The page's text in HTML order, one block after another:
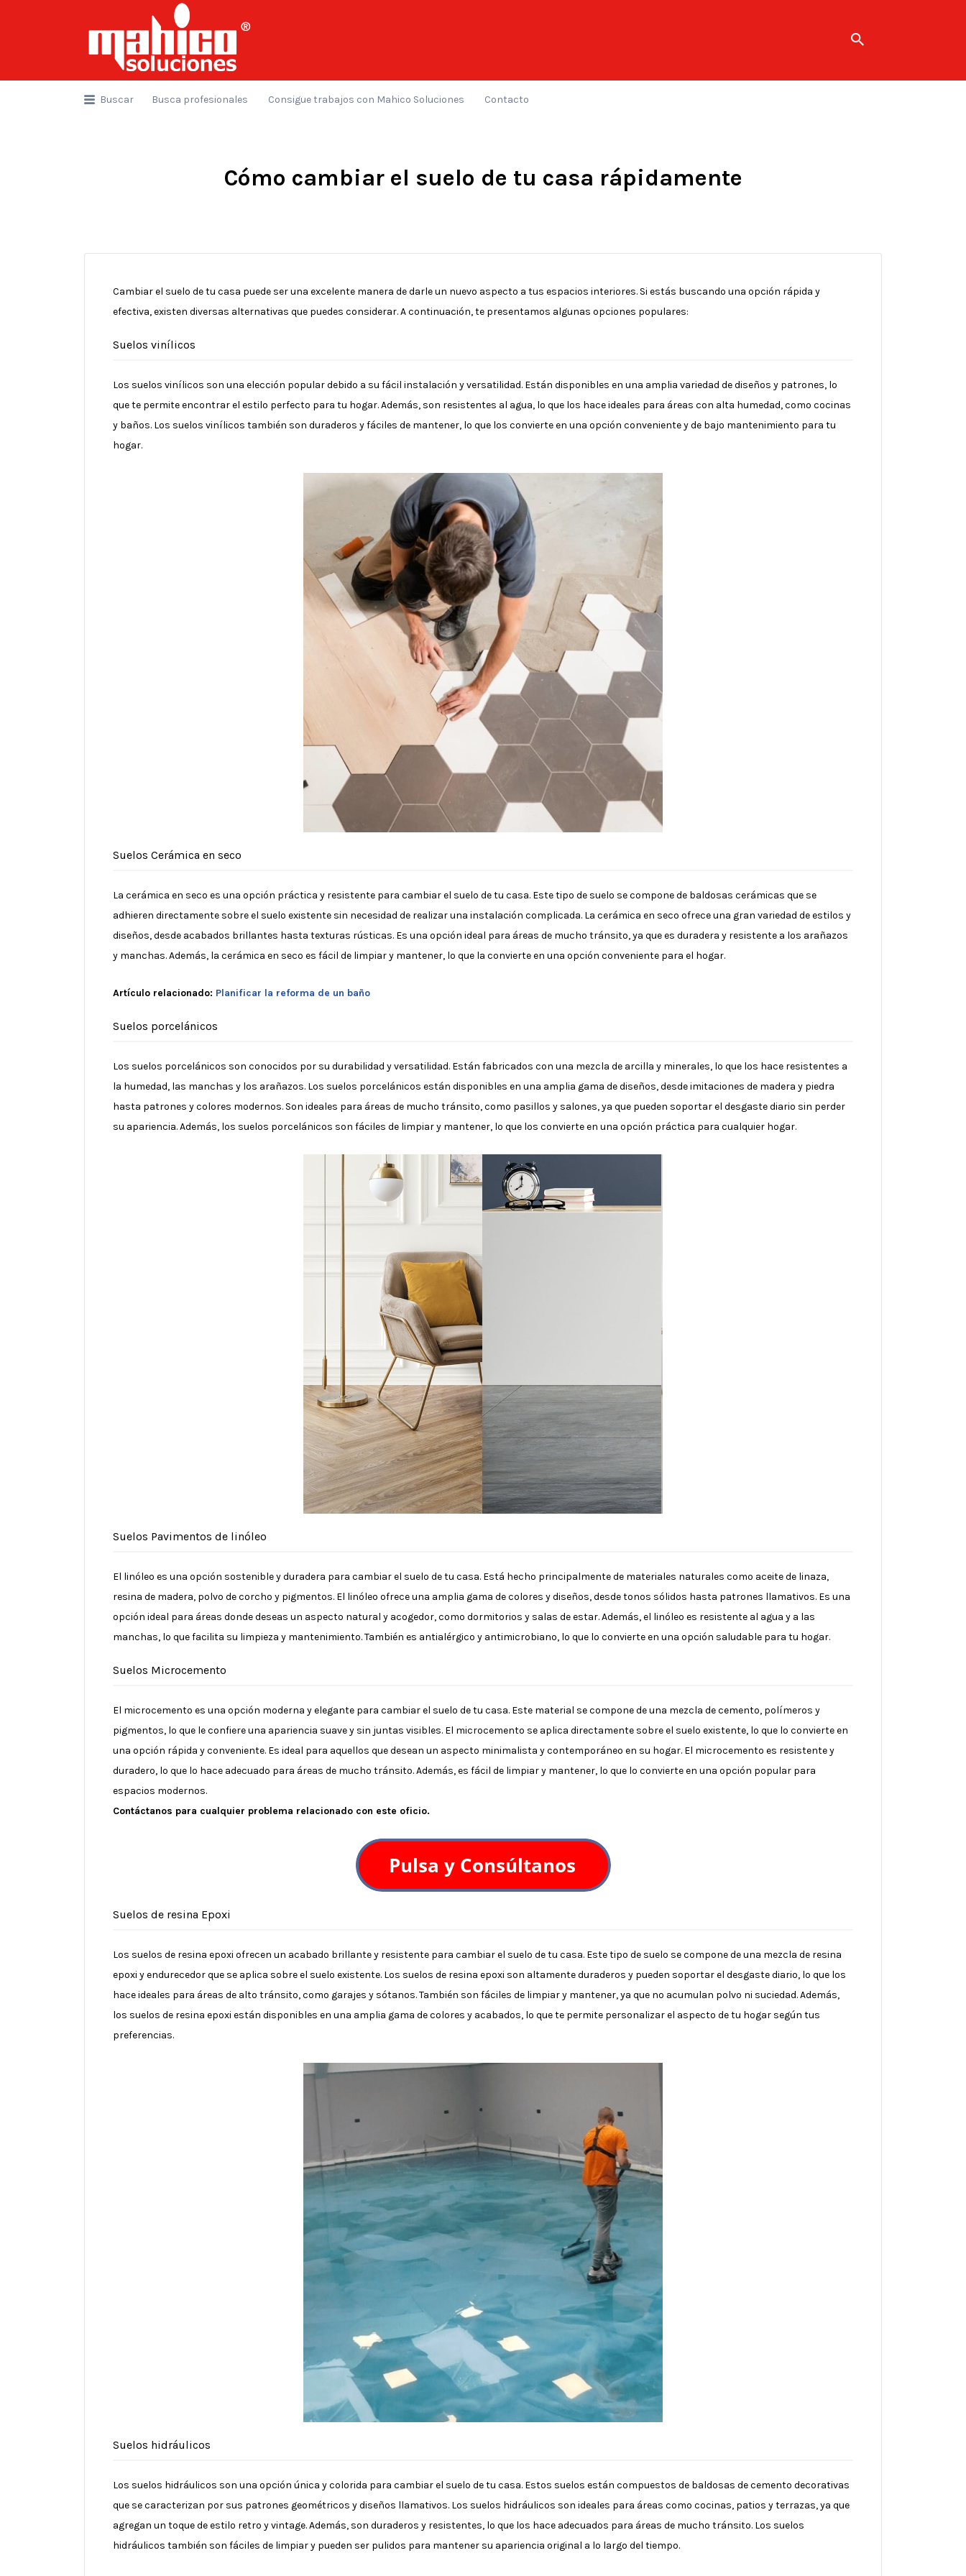
por:
Buscar Busca profesionales Consigue trabajos con Mahico Soluciones Contacto
Cómo cambiar el suelo de tu casa rápidamente
Cambiar el suelo de tu casa puede ser una excelente manera de darle un nuevo aspecto a tus espacios interiores. Si estás buscando una opción rápida y
efectiva, existen diversas alternativas que puedes considerar. A continuación, te presentamos algunas opciones populares:
Suelos vinílicos
Los suelos vinílicos son una elección popular debido a su fácil instalación y versatilidad. Están disponibles en una amplia variedad de diseños y patrones, lo
que te permite encontrar el estilo perfecto para tu hogar. Además, son resistentes al agua, lo que los hace ideales para áreas con alta humedad, como cocinas
y baños. Los suelos vinílicos también son duraderos y fáciles de mantener, lo que los convierte en una opción conveniente y de bajo mantenimiento para tu
hogar.
Suelos Cerámica en seco
La cerámica en seco es una opción práctica y resistente para cambiar el suelo de tu casa. Este tipo de suelo se compone de baldosas cerámicas que se
adhieren directamente sobre el suelo existente sin necesidad de realizar una instalación complicada. La cerámica en seco ofrece una gran variedad de estilos y
diseños, desde acabados brillantes hasta texturas rústicas. Es una opción ideal para áreas de mucho tránsito, ya que es duradera y resistente a los arañazos
y manchas. Además, la cerámica en seco es fácil de limpiar y mantener, lo que la convierte en una opción conveniente para el hogar.
Artículo relacionado: Planificar la reforma de un baño
Suelos porcelánicos
Los suelos porcelánicos son conocidos por su durabilidad y versatilidad. Están fabricados con una mezcla de arcilla y minerales, lo que los hace resistentes a
la humedad, las manchas y los arañazos. Los suelos porcelánicos están disponibles en una amplia gama de diseños, desde imitaciones de madera y piedra
hasta patrones y colores modernos. Son ideales para áreas de mucho tránsito, como pasillos y salones, ya que pueden soportar el desgaste diario sin perder
su apariencia. Además, los suelos porcelánicos son fáciles de limpiar y mantener, lo que los convierte en una opción práctica para cualquier hogar.
Suelos Pavimentos de linóleo
El linóleo es una opción sostenible y duradera para cambiar el suelo de tu casa. Está hecho principalmente de materiales naturales como aceite de linaza,
resina de madera, polvo de corcho y pigmentos. El linóleo ofrece una amplia gama de colores y diseños, desde tonos sólidos hasta patrones llamativos. Es una
opción ideal para áreas donde deseas un aspecto natural y acogedor, como dormitorios y salas de estar. Además, el linóleo es resistente al agua y a las
manchas, lo que facilita su limpieza y mantenimiento. También es antialérgico y antimicrobiano, lo que lo convierte en una opción saludable para tu hogar.
Suelos Microcemento
El microcemento es una opción moderna y elegante para cambiar el suelo de tu casa. Este material se compone de una mezcla de cemento, polímeros y
pigmentos, lo que le confiere una apariencia suave y sin juntas visibles. El microcemento se aplica directamente sobre el suelo existente, lo que lo convierte en
una opción rápida y conveniente. Es ideal para aquellos que desean un aspecto minimalista y contemporáneo en su hogar. El microcemento es resistente y
duradero, lo que lo hace adecuado para áreas de mucho tránsito. Además, es fácil de limpiar y mantener, lo que lo convierte en una opción popular para
espacios modernos.
Contáctanos para cualquier problema relacionado con este oficio.
Suelos de resina Epoxi
Los suelos de resina epoxi ofrecen un acabado brillante y resistente para cambiar el suelo de tu casa. Este tipo de suelo se compone de una mezcla de resina
epoxi y endurecedor que se aplica sobre el suelo existente. Los suelos de resina epoxi son altamente duraderos y pueden soportar el desgaste diario, lo que los
hace ideales para áreas de alto tránsito, como garajes y sótanos. También son fáciles de limpiar y mantener, ya que no acumulan polvo ni suciedad. Además,
los suelos de resina epoxi están disponibles en una amplia gama de colores y acabados, lo que te permite personalizar el aspecto de tu hogar según tus
preferencias.
Suelos hidráulicos
Los suelos hidráulicos son una opción única y colorida para cambiar el suelo de tu casa. Estos suelos están compuestos de baldosas de cemento decorativas
que se caracterizan por sus patrones geométricos y diseños llamativos. Los suelos hidráulicos son ideales para áreas como cocinas, patios y terrazas, ya que
agregan un toque de estilo retro y vintage. Además, son duraderos y resistentes, lo que los hace adecuados para áreas de mucho tránsito. Los suelos
hidráulicos también son fáciles de limpiar y pueden ser pulidos para mantener su apariencia original a lo largo del tiempo.